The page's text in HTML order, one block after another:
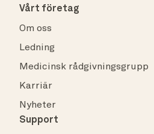
Vårt företag
Om oss
Ledning
Medicinsk rådgivningsgrupp
Karriär
Nyheter
Support